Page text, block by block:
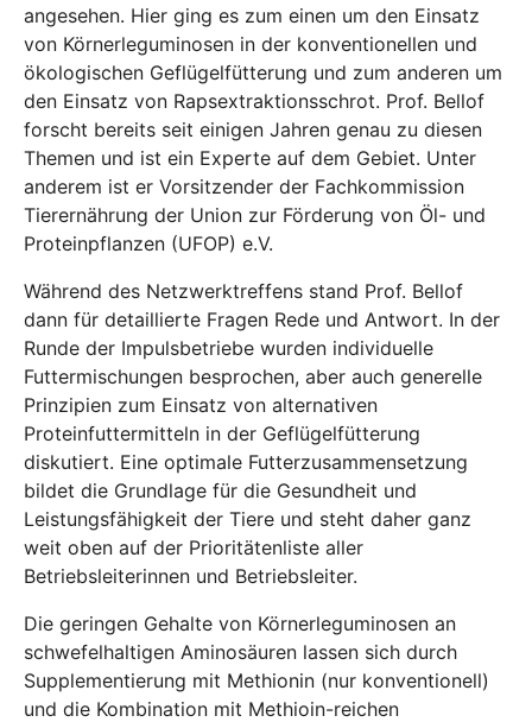
angesehen. Hier ging es zum einen um den Einsatz
von Körnerleguminosen in der konventionellen und
ökologischen Geflügelfütterung und zum anderen um
den Einsatz von Rapsextraktionsschrot. Prof. Bellof
forscht bereits seit einigen Jahren genau zu diesen
Themen und ist ein Experte auf dem Gebiet. Unter
anderem ist er Vorsitzender der Fachkommission
Tierernährung der Union zur Förderung von Öl- und
Proteinpflanzen (UFOP) e.V.
Während des Netzwerktreffens stand Prof. Bellof
dann für detaillierte Fragen Rede und Antwort. In der
Runde der Impulsbetriebe wurden individuelle
Futtermischungen besprochen, aber auch generelle
Prinzipien zum Einsatz von alternativen
Proteinfuttermitteln in der Geflügelfütterung
diskutiert. Eine optimale Futterzusammensetzung
bildet die Grundlage für die Gesundheit und
Leistungsfähigkeit der Tiere und steht daher ganz
weit oben auf der Prioritätenliste aller
Betriebsleiterinnen und Betriebsleiter.
Die geringen Gehalte von Körnerleguminosen an
schwefelhaltigen Aminosäuren lassen sich durch
Supplementierung mit Methionin (nur konventionell)
und die Kombination mit Methioin-reichen